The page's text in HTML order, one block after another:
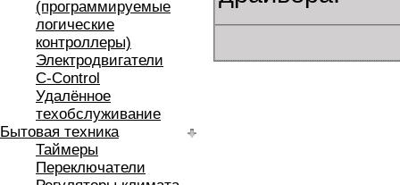
(программируемые
логические
контроллеры)
Электродвигатели
C-Control
Удалённое
техобслуживание
Бытовая техника
Таймеры
Переключатели